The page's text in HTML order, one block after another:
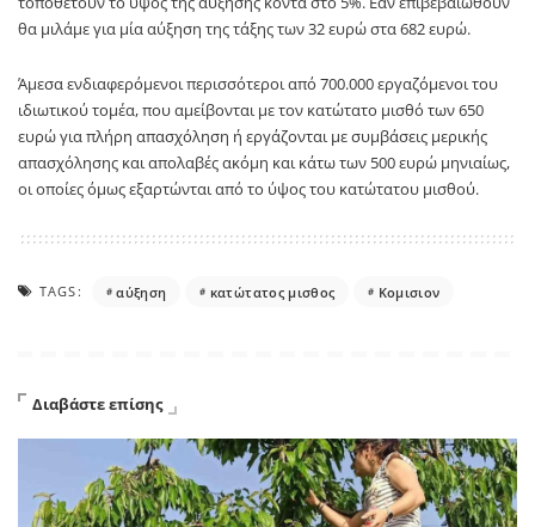
θα μιλάμε για μία αύξηση της τάξης των 32 ευρώ στα 682 ευρώ.
Άμεσα ενδιαφερόμενοι περισσότεροι από 700.000 εργαζόμενοι του
ιδιωτικού τομέα, που αμείβονται με τον κατώτατο μισθό των 650
ευρώ για πλήρη απασχόληση ή εργάζονται με συμβάσεις μερικής
απασχόλησης και απολαβές ακόμη και κάτω των 500 ευρώ μηνιαίως,
οι οποίες όμως εξαρτώνται από το ύψος του κατώτατου μισθού.
TAGS: αύξηση κατώτατος μισθος Κομισιον
Διαβάστε επίσης